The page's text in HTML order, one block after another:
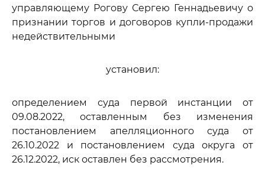
управляющему Рогову Сергею Геннадьевичу о
признании торгов и договоров купли-продажи
недействительными
установил:
определением суда первой инстанции от
09.08.2022, оставленным без изменения
постановлением апелляционного суда от
26.10.2022 и постановлением суда округа от
26.12.2022, иск оставлен без рассмотрения.